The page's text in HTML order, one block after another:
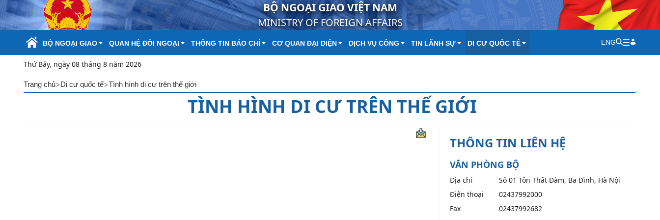
Skip to Main Content BỘ NGOẠI GIAO VIỆT NAM
MINISTRY OF FOREIGN AFFAIRS
BỘ NGOẠI GIAO QUAN HỆ ĐỐI NGOẠI THÔNG TIN BÁO CHÍ CƠ QUAN ĐẠI DIỆN DỊCH VỤ CÔNG TIN LÃNH SỰ DI CƯ QUỐC TẾ ENG
Thứ Bảy, ngày 08 tháng 8 năm 2026
Trang chủ>Di cư quốc tế>Tình hình di cư trên thế giới
TÌNH HÌNH DI CƯ TRÊN THẾ GIỚI
THÔNG TIN LIÊN HỆ
VĂN PHÒNG BỘ
Địa chỉ
Số 01 Tôn Thất Đàm, Ba Đình, Hà Nội
Điện thoại
02437992000
Fax
02437992682